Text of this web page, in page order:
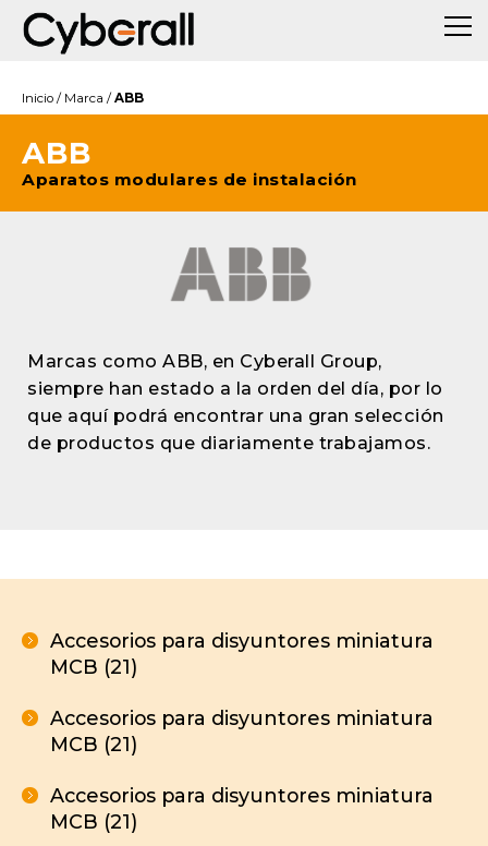
Inicio / Marca / ABB
ABB
Aparatos modulares de instalación
Marcas como ABB, en Cyberall Group,
siempre han estado a la orden del día, por lo
que aquí podrá encontrar una gran selección
de productos que diariamente trabajamos.
Accesorios para disyuntores miniatura
MCB (21)
Accesorios para disyuntores miniatura
MCB (21)
Accesorios para disyuntores miniatura
MCB (21)